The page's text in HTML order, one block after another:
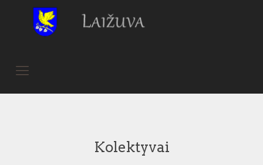
Kolektyvai